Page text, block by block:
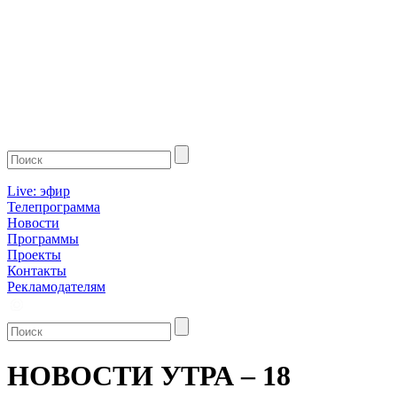
Live: эфир
Телепрограмма
Новости
Программы
Проекты
Контакты
Рекламодателям
НОВОСТИ УТРА – 18